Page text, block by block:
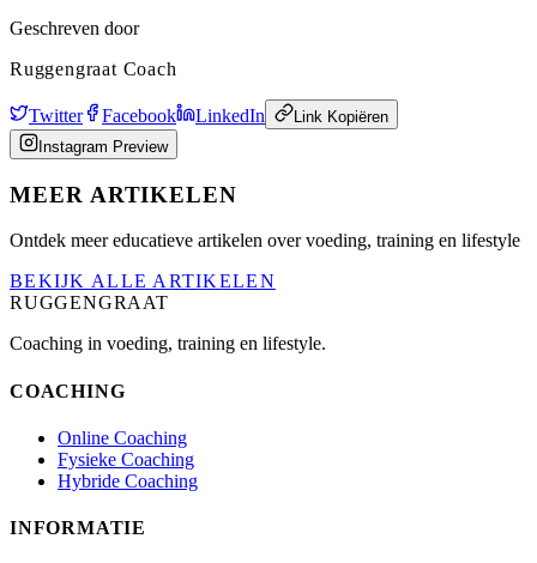
Geschreven door
Ruggengraat Coach
Twitter Facebook LinkedIn
Link Kopiëren
Instagram Preview
MEER ARTIKELEN
Ontdek meer educatieve artikelen over voeding, training en lifestyle
BEKIJK ALLE ARTIKELEN
RUGGENGRAAT
Coaching in voeding, training en lifestyle.
COACHING
Online Coaching
Fysieke Coaching
Hybride Coaching
INFORMATIE